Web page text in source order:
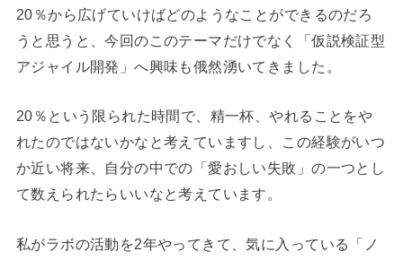
20％から広げていけばどのようなことができるのだろ
うと思うと、今回のこのテーマだけでなく「仮説検証型
アジャイル開発」へ興味も俄然湧いてきました。
20％という限られた時間で、精一杯、やれることをや
れたのではないかなと考えていますし、この経験がいつ
か近い将来、自分の中での「愛おしい失敗」の一つとし
て数えられたらいいなと考えています。
私がラボの活動を2年やってきて、気に入っている「ノ